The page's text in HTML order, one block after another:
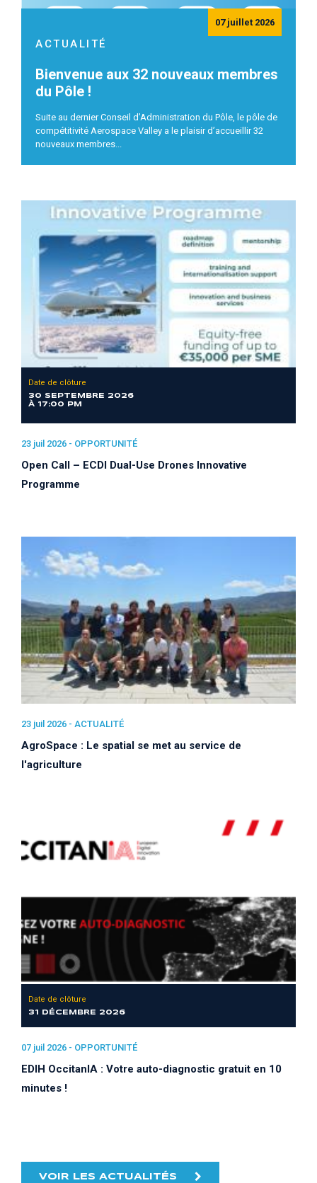
Date de clôture
30 SEPTEMBRE 2026
À 17:00 PM
23 juil 2026 - OPPORTUNITÉ
Open Call – ECDI Dual-Use Drones Innovative
Programme
23 juil 2026 - ACTUALITÉ
AgroSpace : Le spatial se met au service de
l'agriculture
Date de clôture
31 DÉCEMBRE 2026
07 juil 2026 - OPPORTUNITÉ
EDIH OccitanIA : Votre auto-diagnostic gratuit en 10
minutes !
VOIR LES ACTUALITÉS
07 juillet 2026
ACTUALITÉ
Bienvenue aux 32 nouveaux membres
du Pôle !
Suite au dernier Conseil d’Administration du Pôle, le pôle de
compétitivité Aerospace Valley a le plaisir d’accueillir 32
nouveaux membres...